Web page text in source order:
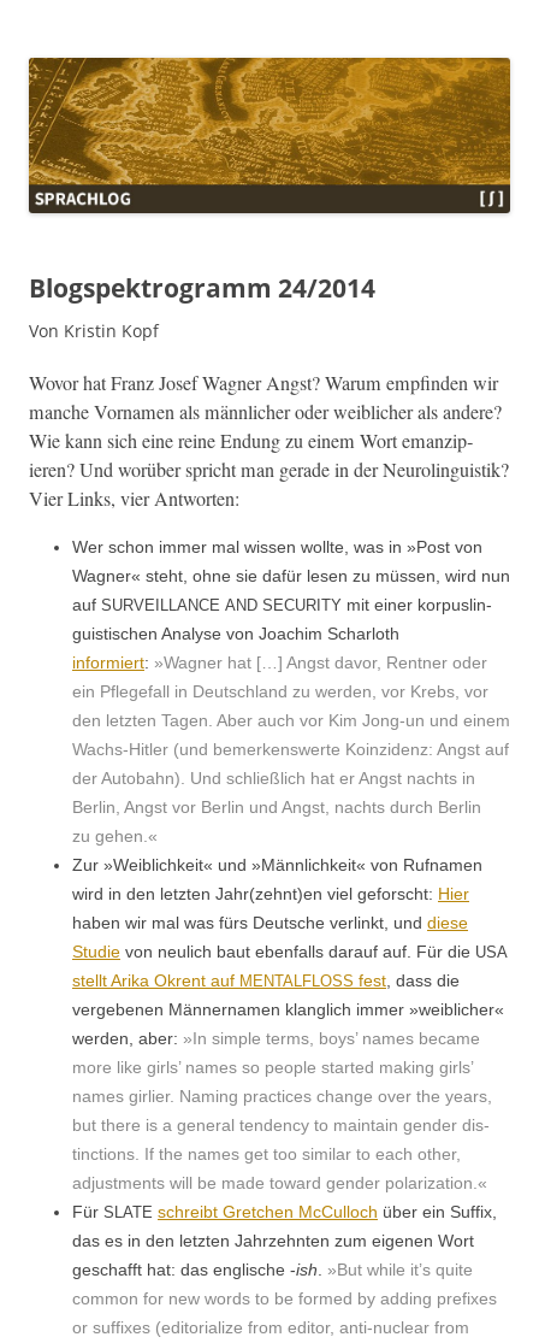
Blogspektrogramm 24/2014
Von Kristin Kopf
Wovor hat Franz Josef Wag­n­er Angst? Warum empfind­en wir
manche Vor­na­men als männlich­er oder weib­lich­er als andere?
Wie kann sich eine reine Endung zu einem Wort emanzip­
ieren? Und worüber spricht man ger­ade in der Neu­rolin­guis­tik?
Vier Links, vier Antworten:
Wer schon immer mal wis­sen wollte, was in »Post von
Wag­n­er« ste­ht, ohne sie dafür lesen zu müssen, wird nun
auf SURVEILLANCE AND SECURITY mit ein­er kor­puslin­
guis­tis­chen Analyse von Joachim Schar­loth
informiert: »Wag­n­er hat […] Angst davor, Rent­ner oder
ein Pflege­fall in Deutsch­land zu wer­den, vor Krebs, vor
den let­zten Tagen. Aber auch vor Kim Jong-un und einem
Wachs-Hitler (und bemerkenswerte Koinzi­denz: Angst auf
der Auto­bahn). Und schließlich hat er Angst nachts in
Berlin, Angst vor Berlin und Angst, nachts durch Berlin
zu gehen.«
Zur »Weib­lichkeit« und »Männlichkeit« von Ruf­na­men
wird in den let­zten Jahr(zehnt)en viel geforscht: Hier
haben wir mal was fürs Deutsche ver­linkt, und diese
Studie von neulich baut eben­falls darauf auf. Für die USA
stellt Ari­ka Okrent auf MENTALFLOSS fest , dass die
vergebe­nen Män­ner­na­men klan­glich immer »weib­lich­er«
wer­den, aber: »In sim­ple terms, boys’ names became
more like girls’ names so peo­ple start­ed mak­ing girls’
names girli­er. Nam­ing prac­tices change over the years,
but there is a gen­er­al ten­den­cy to main­tain gen­der dis­
tinc­tions. If the names get too sim­i­lar to each oth­er,
adjust­ments will be made toward gen­der polarization.«
Für SLATE schreibt Gretchen McCul­loch über ein Suf­fix,
das es in den let­zten Jahrzehn­ten zum eige­nen Wort
geschafft hat: das englis­che -ish
»But while it’s quite
com­mon for new words to be formed by adding pre­fix­es
or suf­fix­es (edi­to­ri­al­ize from edi­tor, anti-nuclear from